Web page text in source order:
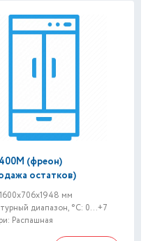
(фреон)
остатков)
мм
диапазон, °C: 0...+7
Распашная